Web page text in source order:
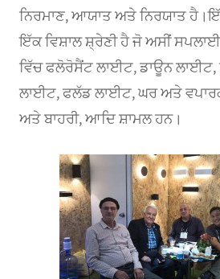
ਨਿਰਮਾਣ, ਆਯਾਤ ਅਤੇ ਨਿਰਯਾਤ
ਇੱਕ ਵਿਸ਼ਾਲ ਸ਼੍ਰੇਣੀ ਹੈ ਜੋ ਅਸੀਂ
ਵਿੱਚ ਫਲੋਰੋਸੈਂਟ ਲਾਈਟ, ਡਾਊਨ
ਲਾਈਟ, ਫਲੱਡ ਲਾਈਟ, ਘਰ ਅਤੇ
ਅਤੇ ਬਾਹਰੀ, ਆਦਿ ਸ਼ਾਮਲ ਹਨ।